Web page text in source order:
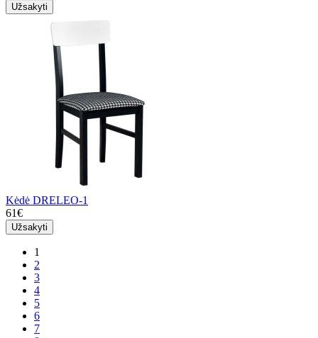
Užsakyti
Kėdė DRELEO-1
61€
Užsakyti
1
2
3
4
5
6
7